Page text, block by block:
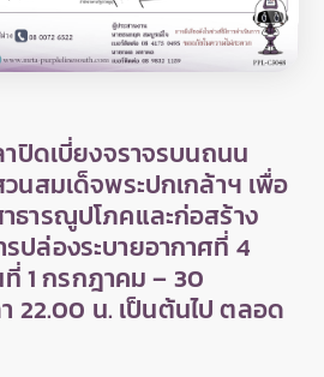
ปิดเบี่ยงจราจรบนถนน
นสมเด็จพระปกเกล้าฯ เพื่อ
ธารณูปโภคและก่อสร้าง
ปล่องระบายอากาศที่ 4
ที่ 1 กรกฎาคม – 30
22.00 น. เป็นต้นไป ตลอด